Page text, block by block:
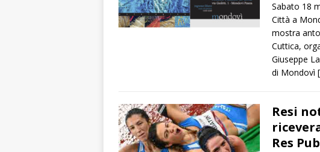
Sabato 18
Città a
mostra
Cuttica,
Giuseppe
di Mondovì
Resi
Res